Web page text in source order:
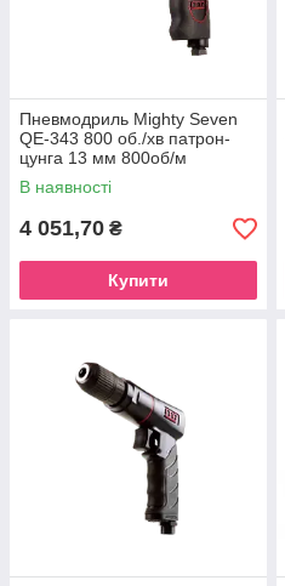
Пневмодриль Mighty Seven
QE-343 800 об./хв патрон-
цунга 13 мм 800об/м
В наявності
4 051,70 ₴
Купити